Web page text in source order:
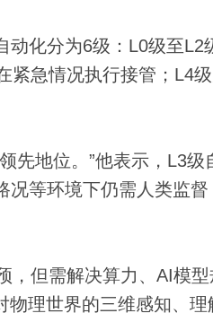
化分为6级：L0级至L2
急情况执行接管；L4
地位。”他表示，L3级
等环境下仍需人类监
但需解决算力、AI模型
理世界的三维感知、理